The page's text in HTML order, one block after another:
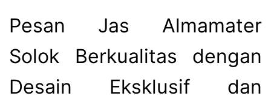
Pesan Jas Almamater
Solok Berkualitas dengan
Desain Eksklusif dan